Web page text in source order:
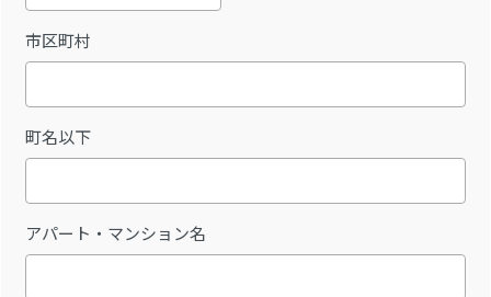
市区町村
町名以下
アパート・マンション名